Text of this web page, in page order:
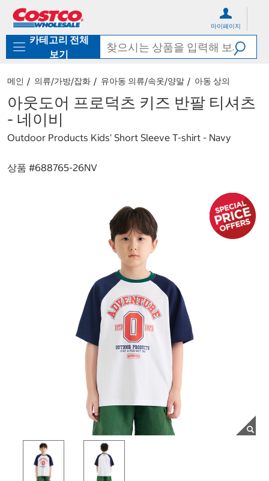
로
기
가
마이페이지
카테고리 전체
보기
메인 의류/가방/잡화 유아동 의류/속옷/양말 아동 상의
아웃도어 프로덕츠 키즈 반팔 티셔츠
- 네이비
Outdoor Products Kids' Short Sleeve T-shirt - Navy
상품 #688765-26NV